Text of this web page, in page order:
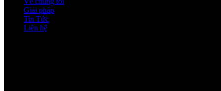
Giải pháp
Tin Tức
Liên hệ